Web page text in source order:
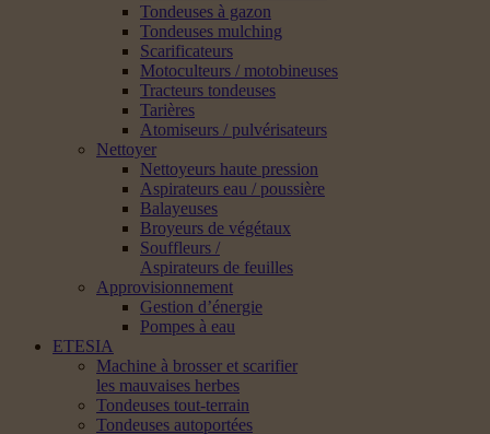
Tondeuses à gazon
Tondeuses mulching
Scarificateurs
Motoculteurs / motobineuses
Tracteurs tondeuses
Tarières
Atomiseurs / pulvérisateurs
Nettoyer
Nettoyeurs haute pression
Aspirateurs eau / poussière
Balayeuses
Broyeurs de végétaux
Souffleurs /
Aspirateurs de feuilles
Approvisionnement
Gestion d’énergie
Pompes à eau
ETESIA
Machine à brosser et scarifier
les mauvaises herbes
Tondeuses tout-terrain
Tondeuses autoportées